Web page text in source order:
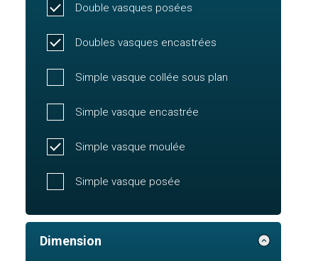
Double vasques posées
Doubles vasques encastrées
Simple vasque collée sous plan
Simple vasque encastrée
Simple vasque moulée
Simple vasque posée
Dimension